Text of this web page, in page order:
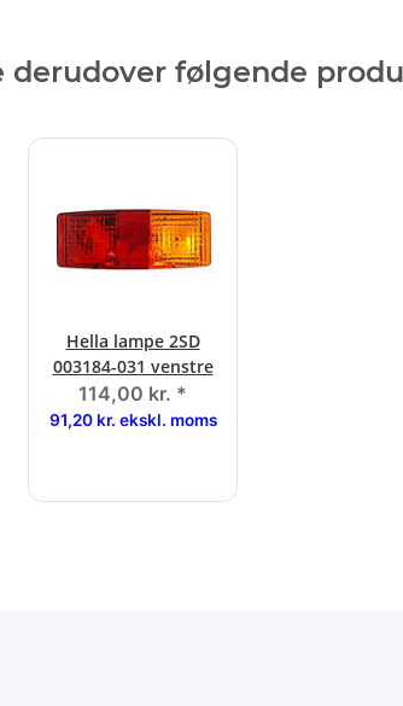
derudover følgende
Hella lampe 2SD
003184-031 venstre
114,00 kr. *
91,20 kr. ekskl. moms